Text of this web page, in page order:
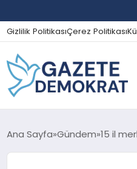
Gizlilik PolitikasıÇerez Politikası
GÜNDEM
Ana Sayfa Gündem 15 il